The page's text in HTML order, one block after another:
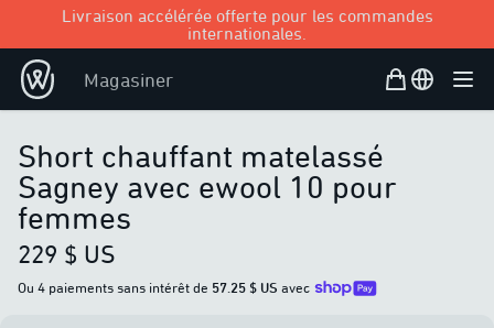
Livraison accélérée offerte pour les commandes
internationales.
Magasiner Panier d’achat
Open user
Short chauffant matelassé
Sagney avec ewool 10 pour
femmes
229 $ US
Ou 4 paiements sans intérêt de 57.25 $ US avec